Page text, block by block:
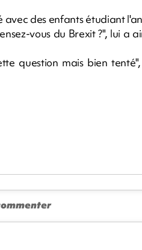
des enfants étudiant
vous du Brexit ?", lui a
question mais bien